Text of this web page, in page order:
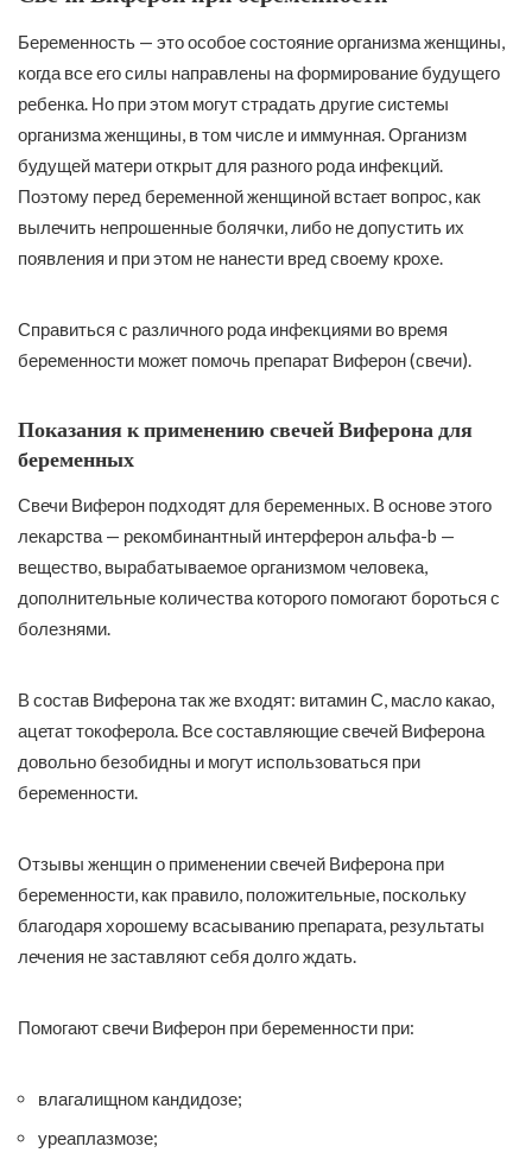
Беременность — это особое состояние организма женщины,
когда все его силы направлены на формирование будущего
ребенка. Но при этом могут страдать другие системы
организма женщины, в том числе и иммунная. Организм
будущей матери открыт для разного рода инфекций.
Поэтому перед беременной женщиной встает вопрос, как
вылечить непрошенные болячки, либо не допустить их
появления и при этом не нанести вред своему крохе.
Справиться с различного рода инфекциями во время
беременности может помочь препарат Виферон (свечи).
Показания к применению свечей Виферона для
беременных
Свечи Виферон подходят для беременных. В основе этого
лекарства — рекомбинантный интерферон альфа-b —
вещество, вырабатываемое организмом человека,
дополнительные количества которого помогают бороться с
болезнями.
В состав Виферона так же входят: витамин С, масло какао,
ацетат токоферола. Все составляющие свечей Виферона
довольно безобидны и могут использоваться при
беременности.
Отзывы женщин о применении свечей Виферона при
беременности, как правило, положительные, поскольку
благодаря хорошему всасыванию препарата, результаты
лечения не заставляют себя долго ждать.
Помогают свечи Виферон при беременности при:
влагалищном кандидозе;
уреаплазмозе;